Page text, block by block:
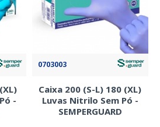
-
0703003
Caixa 200 (S-L) 180 (XL)
Luvas Nitrilo Sem Pó -
SEMPERGUARD